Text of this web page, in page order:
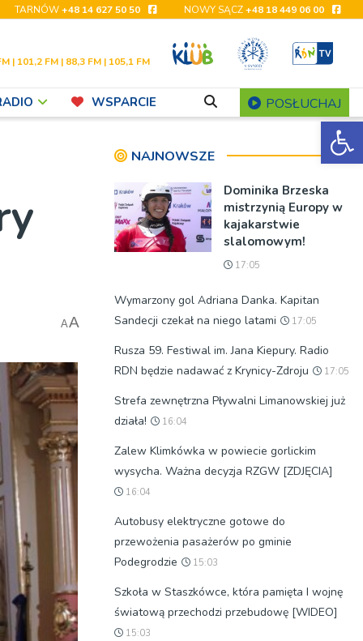
TARNÓW+48 14 627 50 50 NOWY SĄCZ+48 18 449 06 00
| 101,2 FM | 88,3 FM | 105,1 FM
WSPARCIE POSŁUCHAJ
AA
NAJNOWSZE
Dominika Brzeska
mistrzynią Europy w
kajakarstwie
slalomowym!
17:05
Wymarzony gol Adriana Danka. Kapitan
Sandecji czekał na niego latami
17:05
Rusza 59. Festiwal im. Jana Kiepury. Radio
RDN będzie nadawać z Krynicy-Zdroju
17:05
Strefa zewnętrzna Pływalni Limanowskiej już
działa!
16:04
Zalew Klimkówka w powiecie gorlickim
wysycha. Ważna decyzja RZGW [ZDJĘCIA]
16:04
Autobusy elektryczne gotowe do
przewożenia pasażerów po gminie
Podegrodzie
15:03
Szkoła w Staszkówce, która pamięta I wojnę
światową przechodzi przebudowę [WIDEO]
15:03